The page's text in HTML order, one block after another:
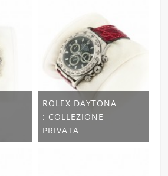
ROLEX DAYTONA
: COLLEZIONE
PRIVATA